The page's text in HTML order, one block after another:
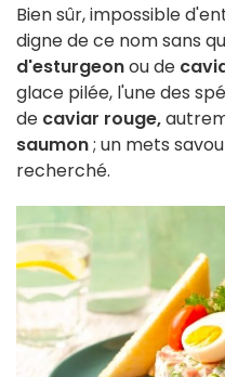
Bien sûr, impossible
digne de ce nom sans
d'esturgeonou de
glace pilée, l'une des
de caviar rouge,
saumon; un mets
recherché.